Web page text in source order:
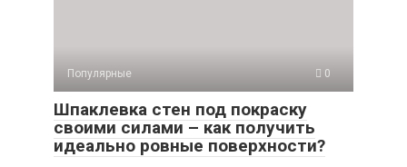
Популярные 0
Шпаклевка стен под покраску
своими силами – как получить
идеально ровные поверхности?